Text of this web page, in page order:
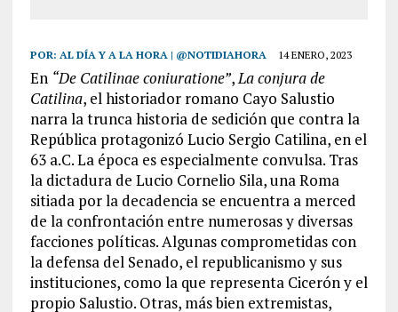
POR: AL DÍA Y A LA HORA | @NOTIDIAHORA 14 ENERO, 2023
En “De Catilinae coniuratione”,La conjura de
Catilina, el historiador romano Cayo Salustio
narra la trunca historia de sedición que contra la
República protagonizó Lucio Sergio Catilina, en el
63 a.C. La época es especialmente convulsa. Tras
la dictadura de Lucio Cornelio Sila, una Roma
sitiada por la decadencia se encuentra a merced
de la confrontación entre numerosas y diversas
facciones políticas. Algunas comprometidas con
la defensa del Senado, el republicanismo y sus
instituciones, como la que representa Cicerón y el
propio Salustio. Otras, más bien extremistas,